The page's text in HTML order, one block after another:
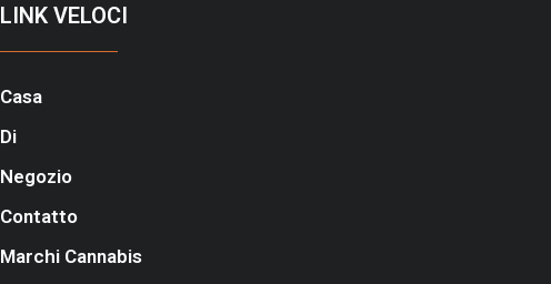
LINK VELOCI
Casa
Di
Negozio
Contatto
Marchi Cannabis